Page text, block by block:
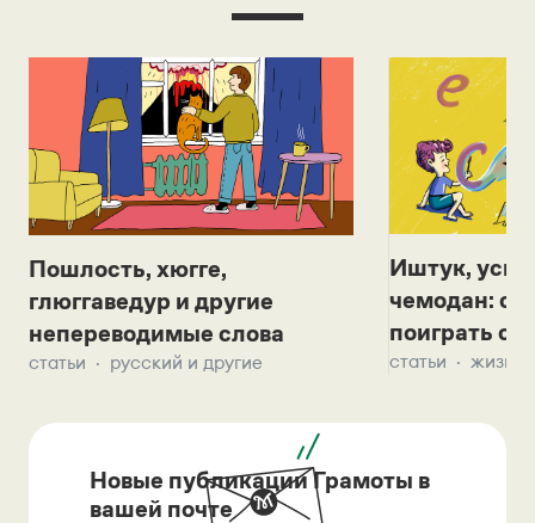
Пошлость, хюгге,
глюггаведур и другие
непереводимые слова
статьи русский и другие
Иштук,
чемодан:
поиграть с
статьи жизнь
Новые публикации Грамоты в
вашей почте